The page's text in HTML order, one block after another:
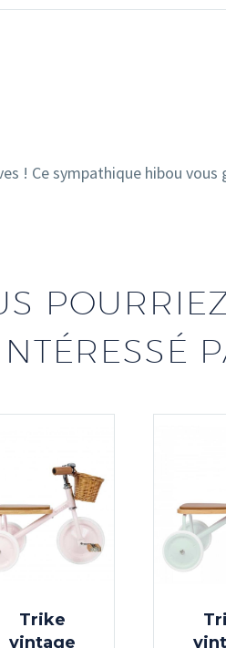
! Ce sympathique hibou
Trike
vintage